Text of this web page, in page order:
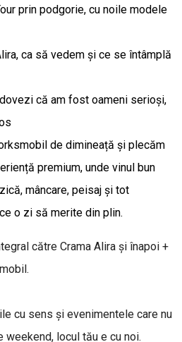
prin podgorie, cu noile modele
ca să vedem și ce se întâmplă
că am fost oameni serioși,
de dimineață și plecăm
premium, unde vinul bun
mâncare, peisaj și tot
o zi să merite din plin.
către Crama Alira și înapoi +
cu sens și evenimentele care nu
weekend, locul tău e cu noi.